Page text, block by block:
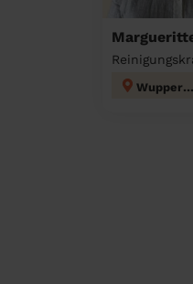
Wuppertal